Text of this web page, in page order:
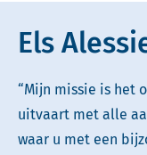
Els
“Mijn missie is het
uitvaart met alle
waar u met een